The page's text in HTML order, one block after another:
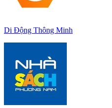
Di Động Thông Minh